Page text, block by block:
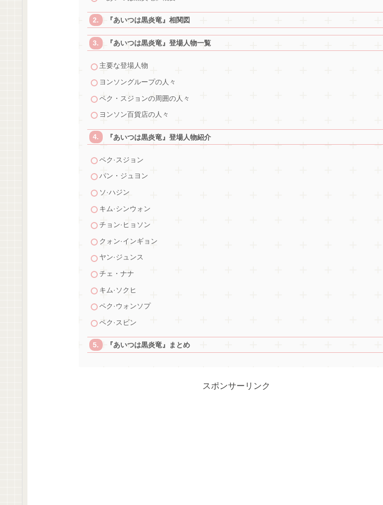
『あいつは黒炎竜』相関図
『あいつは黒炎竜』登場人物一覧
主要な登場人物
ヨンソングループの人々
ペク・スジョンの周囲の人々
ヨンソン百貨店の人々
『あいつは黒炎竜』登場人物紹介
ペク·スジョン
パン・ジュヨン
ソ·ハジン
キム·シンウォン
チョン·ヒョソン
クォン·インギョン
ヤン·ジュンス
チェ・ナナ
キム·ソクヒ
ペク·ウォンソプ
ペク·スビン
『あいつは黒炎竜』まとめ
スポンサーリンク